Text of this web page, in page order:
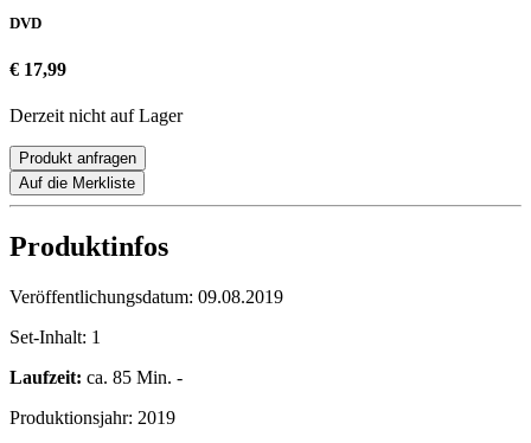
DVD
€ 17,99
Derzeit nicht auf Lager
Produkt anfragen
Auf die Merkliste
Produktinfos
Veröffentlichungsdatum: 09.08.2019
Set-Inhalt: 1
Laufzeit: ca. 85 Min. -
Produktionsjahr: 2019